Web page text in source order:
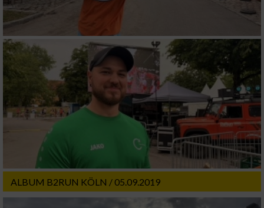
ALBUM B2RUN KÖLN / 05.09.2019
Notwendig
Performance
Werbung